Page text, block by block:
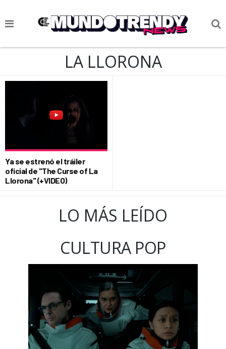
NOTICIAS
CULTURIZANDO.COM
LA LLORONA
Ya se estrenó el tráiler
oficial de "The Curse of La
Llorona" (+VIDEO)
LO MÁS LEÍDO
CULTURA POP